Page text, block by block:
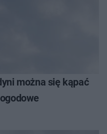
można się kąpać